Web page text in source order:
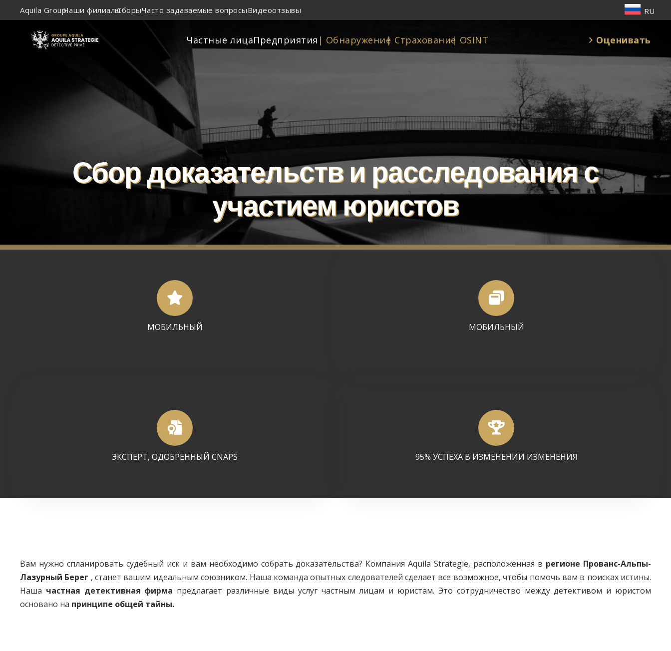
Aquila GroupНаши филиалыСборыЧасто задаваемые вопросыВидеоотзывы RU
Частные лицаПредприятия | Oбнаружение| Страхование| OSINT Оценивать
Сбор доказательств и расследования с
участием юристов
МОБИЛЬНЫЙ МОБИЛЬНЫЙ
ЭКСПЕРТ, ОДОБРЕННЫЙ CNAPS 95% УСПЕХА В ИЗМЕНЕНИИ ИЗМЕНЕНИЯ
Вам нужно спланировать судебный иск и вам необходимо собрать доказательства? Компания Aquila Strategie, расположенная в регионе Прованс-Альпы-
Лазурный Берег , станет вашим идеальным союзником. Наша команда опытных следователей сделает все возможное, чтобы помочь вам в поисках истины.
Наша частная детективная фирма предлагает различные виды услуг частным лицам и юристам. Это сотрудничество между детективом и юристом
основано на принципе общей тайны.